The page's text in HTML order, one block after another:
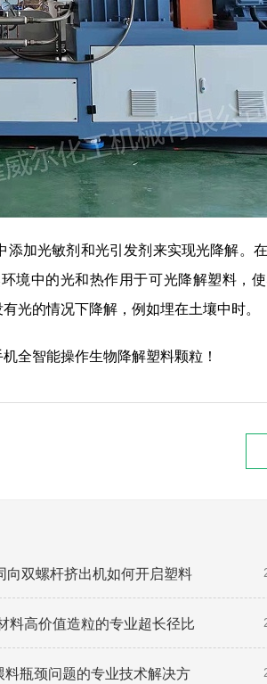
加光敏剂和光引发剂来实现光降解。在
境中的光和热作用于可光降解塑料，
光的情况下降解，例如埋在土壤中时。
全智能操作生物降解塑料颗粒！
双螺杆挤出机如何开启塑料
料高价值造粒的专业超长径比
瓶颈问题的专业技术解决方